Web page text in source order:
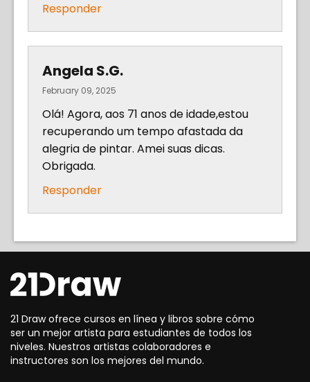
Responder
Angela S.G.
February 09, 2025
Olá! Agora, aos 71 anos de idade,estou
recuperando um tempo afastada da
alegria de pintar. Amei suas dicas.
Obrigada.
Responder
21 Draw ofrece cursos en línea y libros sobre cómo
ser un mejor artista para estudiantes de todos los
niveles. Nuestros artistas colaboradores e
instructores son los mejores del mundo.